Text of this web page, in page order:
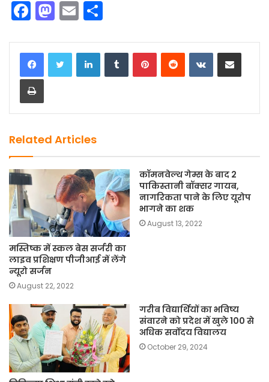
F
a
c
e
b
o
k
M
a
st
o
o
E
m
ai ar
LinkedInTumblrPinterestReddit VKontakteShare via Email
Print
Related Articles
मस्तिष्क में स्कल बेस सर्जरी का
लाइव प्रशिक्षण पीजीआई में लेंगे
न्यूरो सर्जन
August 22, 2022
कॉमनवेल्थ गेम्स के बाद 2
पाकिस्तानी बॉक्सर गायब,
नागरिकता पाने के लिए यूरोप
भागने का शक
August 13, 2022
गरीब विद्यार्थियों का भविष्य
संवारने को प्रदेश में खुले 100 से
अधिक सर्वोदय विद्यालय
October 29, 2024